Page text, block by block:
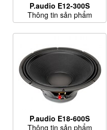
P.audio E12-300S
Thông tin sản phẩm
P.audio E18-600S
Thông tin sản phẩm